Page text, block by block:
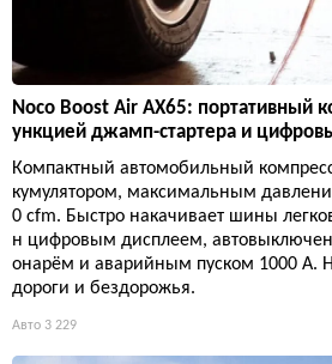
Noco Boost Air AX65: портативный
ункцией джамп-стартера и
Компактный автомобильный
кумулятором, максимальным
0 cfm. Быстро накачивает шины
н цифровым дисплеем,
онарём и аварийным пуском 1000 А.
дороги и бездорожья.
Авто 3 229